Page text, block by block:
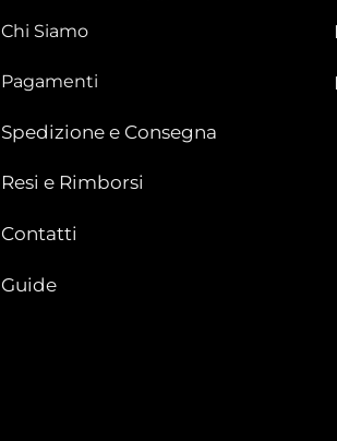
Chi Siamo
Pagamenti
Spedizione e Consegna
Resi e Rimborsi
Contatti
Guide